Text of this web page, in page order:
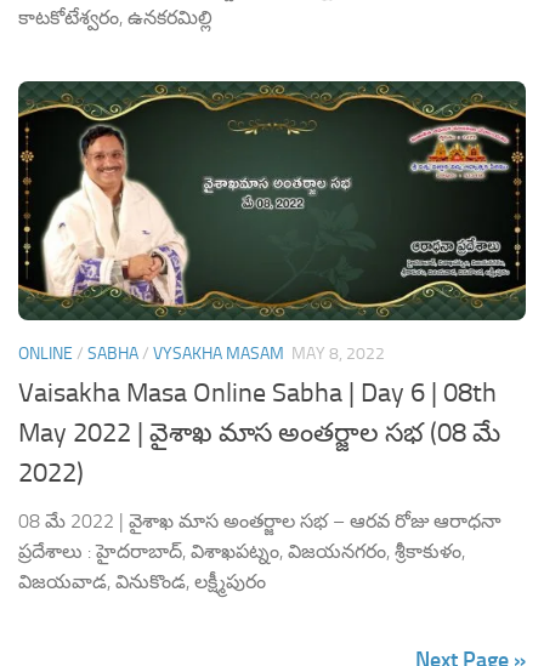
కాటకోటేశ్వరం, ఉనకరమిల్లి
ONLINE / SABHA/ VYSAKHA MASAM MAY 8, 2022
Vaisakha Masa Online Sabha | Day 6 | 08th
May 2022 | వైశాఖ మాస అంతర్జాల సభ (08 మే
2022)
08 మే 2022 | వైశాఖ మాస అంతర్జాల సభ – ఆరవ రోజు ఆరాధనా
ప్రదేశాలు : హైదరాబాద్, విశాఖపట్నం, విజయనగరం, శ్రీకాకుళం,
విజయవాడ, వినుకొండ, లక్ష్మీపురం
Next Page »